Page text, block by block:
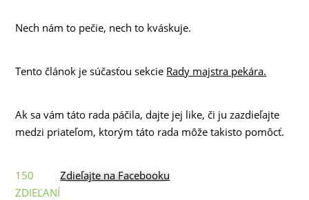
Nech nám to pečie, nech to kváskuje.
Tento článok je súčasťou sekcie Rady majstra pekára.
Ak sa vám táto rada páčila, dajte jej like, či ju zazdieľajte
medzi priateľom, ktorým táto rada môže takisto pomôcť.
150
ZDIEĽANÍ
Zdieľajte na Facebooku